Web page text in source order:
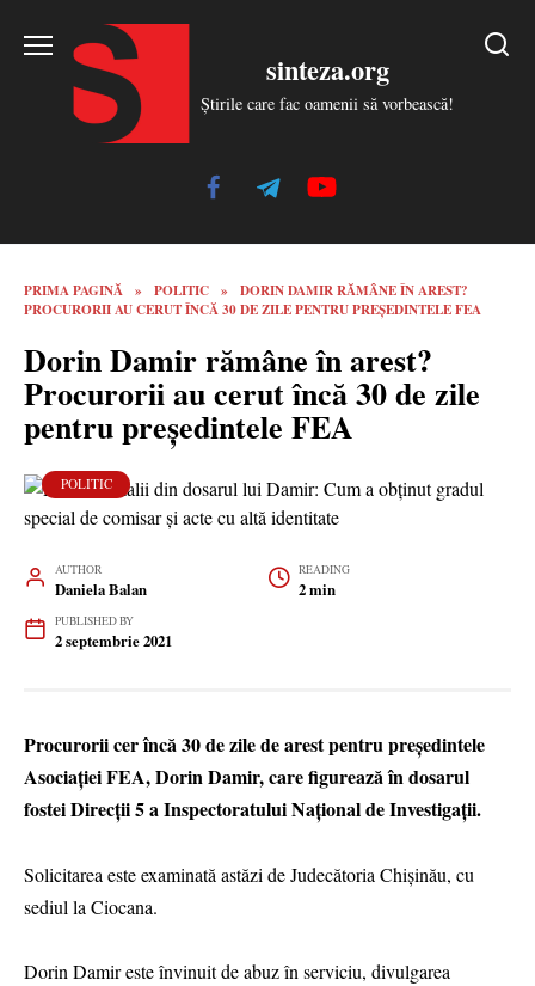
sinteza.org
Știrile care fac oamenii să vorbească!
PRIMA PAGINĂ » POLITIC »
DORIN DAMIR RĂMÂNE ÎN AREST?
PROCURORII AU CERUT ÎNCĂ 30 DE ZILE PENTRU PREȘEDINTELE FEA
Dorin Damir rămâne în arest?
Procurorii au cerut încă 30 de zile
pentru președintele FEA
POLITIC
AUTHOR
Daniela Balan
READING
2 min
PUBLISHED BY
2 septembrie 2021
Procurorii cer încă 30 de zile de arest pentru preşedintele
Asociaţiei FEA, Dorin Damir, care figurează în dosarul
fostei Direcții 5 a Inspectoratului Naţional de Investigaţii.
Solicitarea este examinată astăzi de Judecătoria Chişinău, cu
sediul la Ciocana.
Dorin Damir este învinuit de abuz în serviciu, divulgarea